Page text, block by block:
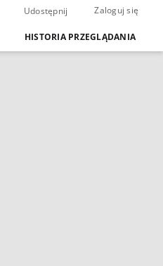
Udostępnij Zaloguj się
HISTORIA PRZEGLĄDANIA